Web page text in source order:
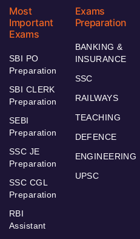
Most
Important
Exams
SBI PO
Preparation
SBI CLERK
Preparation
SEBI
Preparation
SSC JE
Preparation
SSC CGL
Preparation
RBI
Assistant
Exams
Preparation
BANKING &
INSURANCE
SSC
RAILWAYS
TEACHING
DEFENCE
ENGINEERING
UPSC